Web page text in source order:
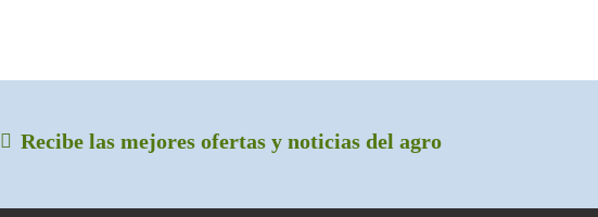
Recibe las mejores ofertas y noticias del agro